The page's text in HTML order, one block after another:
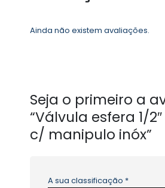
Ainda não existem avaliações.
Seja o primeiro a
“Válvula esfera 1/
c/ manipulo inóx”
A sua classificação *